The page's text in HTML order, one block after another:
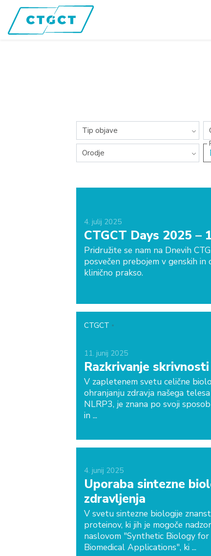
Tip objave
Vse kategorije
Orodje
Vse kategorije
4. julij 2025
CTGCT Days 2025 –
Pridružite se nam na Dnevih
posvečen prebojem v genskih
klinično prakso.
CTGCT
11. junij 2025
Razkrivanje
V zapletenem svetu celične
ohranjanju zdravja našega
NLRP3, je znana po svoji
in ...
4. junij 2025
Uporaba sintezne
zdravljenja
V svetu sintezne biologije
proteinov, ki jih je mogoče
naslovom "Synthetic Biology
Biomedical Applications", ki ...